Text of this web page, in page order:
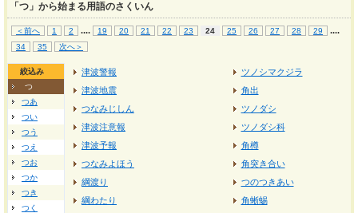
「つ」から始まる用語のさくいん
＜前へ 1 2 .... 19 20 21 22 23 24 25 26 27 28 29 ....
34 35 次へ＞
絞込み
つ
つあ
つい
つう
つえ
つお
つか
つき
つく
津波警報
津波地震
つなみじしん
津波注意報
津波予報
つなみよほう
綱渡り
綱わたり
ツノシマクジラ
角出
ツノダシ
ツノダシ科
角樽
角突き合い
つのつきあい
角蜥蜴